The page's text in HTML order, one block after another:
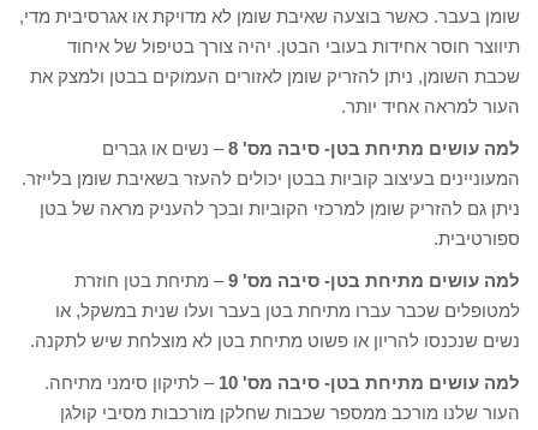
שומן בעבר. כאשר בוצעה שאיבת שומן לא מדויקת או אגרסיבית מדי,
תיווצר חוסר אחידות בעובי הבטן. יהיה צורך בטיפול של איחוד
שכבת השומן, ניתן להזריק שומן לאזורים העמוקים בבטן ולמצק את
העור למראה אחיד יותר.
למה עושים מתיחת בטן- סיבה מס' 8
– נשים או גברים
המעוניינים בעיצוב קוביות בבטן יכולים להעזר בשאיבת שומן בלייזר.
ניתן גם להזריק שומן למרכזי הקוביות ובכך להעניק מראה של בטן
ספורטיבית.
למה עושים מתיחת בטן- סיבה מס' 9
– מתיחת בטן חוזרת
למטופלים שכבר עברו מתיחת בטן בעבר ועלו שנית במשקל, או
נשים שנכנסו להריון או פשוט מתיחת בטן לא מוצלחת שיש לתקנה.
למה עושים מתיחת בטן- סיבה מס' 10
– לתיקון סימני מתיחה.
העור שלנו מורכב ממספר שכבות שחלקן מורכבות מסיבי קולגן